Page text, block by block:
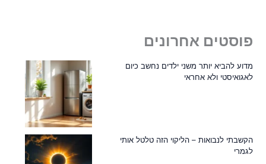
פוסטים אחרונים
מדוע להביא יותר משני ילדים נחשב כיום
לאגואיסטי ולא אחראי
הקשבתי לנבואות – הליקוי הזה טלטל אותי
לגמרי